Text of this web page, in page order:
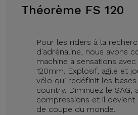
Théorème FS 120
Pour les riders à la
d'adrénaline, nous avons
machine à sensations
120mm. Explosif, agile et
vélo qui redéfinit les
country. Diminuez le SAG,
compressions et il devient
de coupe du monde.